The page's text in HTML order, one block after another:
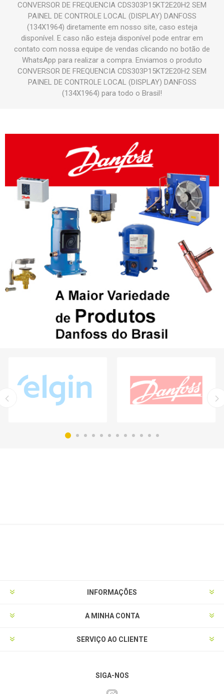
CONVERSOR DE FREQUENCIA CDS303P15KT2E20H2 SEM
PAINEL DE CONTROLE LOCAL (DISPLAY) DANFOSS
(134X1964) diretamente em nosso site, caso esteja
disponível. E caso não esteja disponível pode entrar em
contato com nossa equipe de vendas clicando no botão de
WhatsApp para realizar a compra. Enviamos o produto
CONVERSOR DE FREQUENCIA CDS303P15KT2E20H2 SEM
PAINEL DE CONTROLE LOCAL (DISPLAY) DANFOSS
(134X1964) para todo o Brasil!
INFORMAÇÕES
A MINHA CONTA
SERVIÇO AO CLIENTE
SIGA-NOS